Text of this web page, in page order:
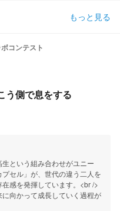
もっと見る
コンテスト
う側で息をする
という組み合わせがユニー
セル」が、世代の違う二人を
感を発揮しています。<br />
向かって成長していく過程が